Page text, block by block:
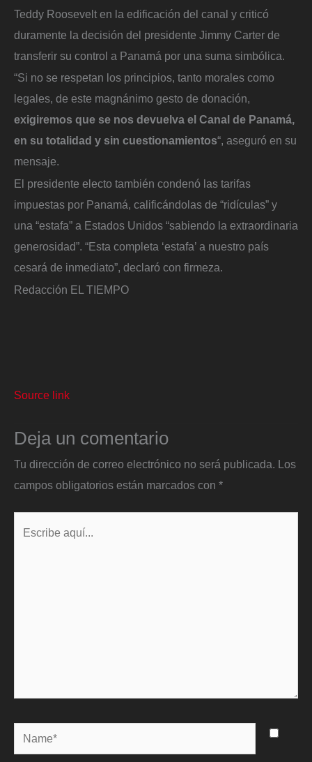
Teddy Roosevelt en la edificación del canal y criticó
duramente la decisión del presidente Jimmy Carter de
transferir su control a Panamá por una suma simbólica.
“Si no se respetan los principios, tanto morales como
legales, de este magnánimo gesto de donación,
exigiremos que se nos devuelva el Canal de Panamá,
en su totalidad y sin cuestionamientos“, aseguró en su
mensaje.
El presidente electo también condenó las tarifas
impuestas por Panamá, calificándolas de “ridículas” y
una “estafa” a Estados Unidos “sabiendo la extraordinaria
generosidad”. “Esta completa ‘estafa’ a nuestro país
cesará de inmediato”, declaró con firmeza.
Redacción EL TIEMPO
Source link
Deja un comentario
Tu dirección de correo electrónico no será publicada. Los
campos obligatorios están marcados con *
Name*